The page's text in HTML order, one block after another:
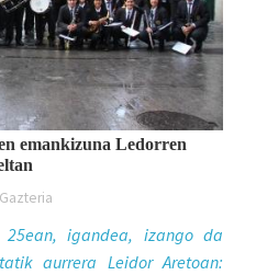
emankizuna Ledorren
25ean, igandea, izango da
aurrera Leidor Aretoan: